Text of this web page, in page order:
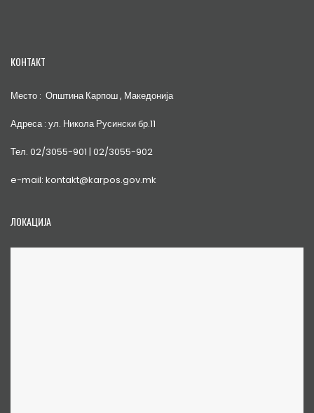
КОНТАКТ
Место : Општина Карпош , Македонија
Адреса : ул. Никола Русински бр.11
Тел. 02/3055-901 | 02/3055-902
e-mail: kontakt@karpos.gov.mk
ЛОКАЦИЈА